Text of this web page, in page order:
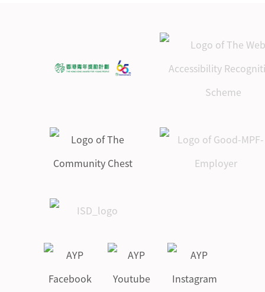
金章級團體生活科計劃書( 個
人 )
金章級野外鍛鍊科計劃書
金章級團體生活科計劃書( 團